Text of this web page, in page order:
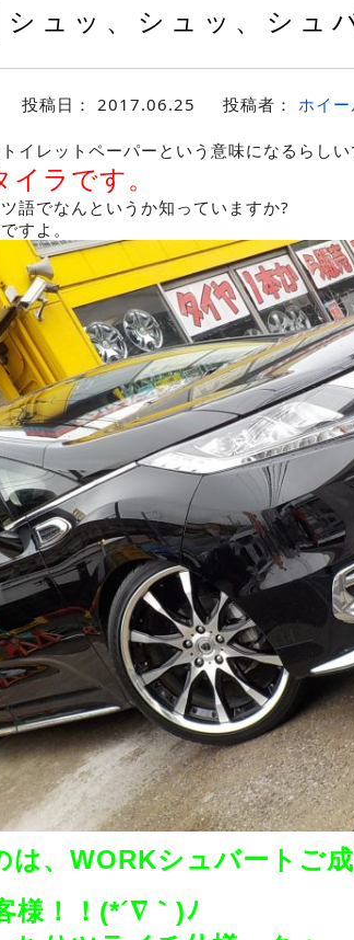
シュッ、シュッ、シュ
投稿日： 2017.06.25 投稿者： ホイ
イレットペーパーという意味になるらしい
ラです。
語でなんというか知っていますか?
すよ。
、WORKシュバートご成
様！！(*´∇｀)ﾉ